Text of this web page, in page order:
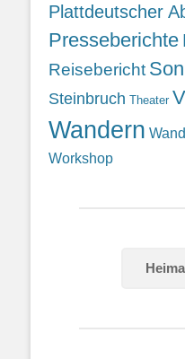
Plattdeutscher
Presseberichte
Reisebericht
Steinbruch Theater
Wandern
Workshop